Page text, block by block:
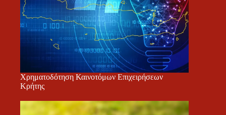
Χρηματοδότηση Καινοτόμων Επιχειρήσεων
Κρήτης